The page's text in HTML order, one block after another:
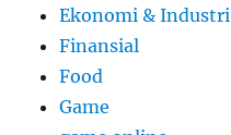
Ekonomi & Industri
Finansial
Food
Game